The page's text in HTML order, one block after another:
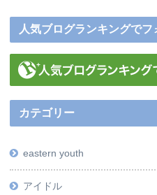
人気ブログランキングでフ
カテゴリー
eastern youth
アイドル